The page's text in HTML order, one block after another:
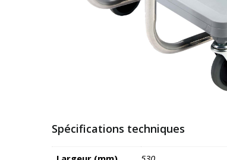
Spécifications techniques